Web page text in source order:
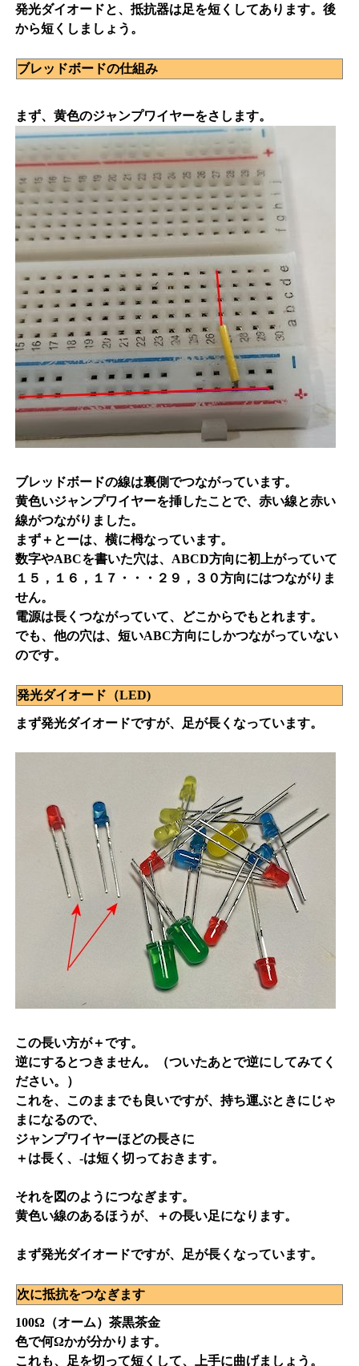
発光ダイオードと、抵抗器は足を短くしてあります。後
から短くしましょう。
ブレッドボードの仕組み
まず、黄色のジャンプワイヤーをさします。
ブレッドボードの線は裏側でつながっています。
黄色いジャンプワイヤーを挿したことで、赤い線と赤い
線がつながりました。
まず＋とーは、横に栂なっています。
数字やABCを書いた穴は、ABCD方向に初上がっていて
１５，１６，１７・・・２９，３０方向にはつながりま
せん。
電源は長くつながっていて、どこからでもとれます。
でも、他の穴は、短いABC方向にしかつながっていない
のです。
発光ダイオード（LED)
まず発光ダイオードですが、足が長くなっています。
この長い方が＋です。
逆にするとつきません。（ついたあとで逆にしてみてく
ださい。）
これを、このままでも良いですが、持ち運ぶときにじゃ
まになるので、
ジャンプワイヤーほどの長さに
＋は長く、-は短く切っておきます。
それを図のようにつなぎます。
黄色い線のあるほうが、＋の長い足になります。
まず発光ダイオードですが、足が長くなっています。
次に抵抗をつなぎます
100Ω（オーム）茶黒茶金
色で何Ωかが分かります。
これも、足を切って短くして、上手に曲げましょう。